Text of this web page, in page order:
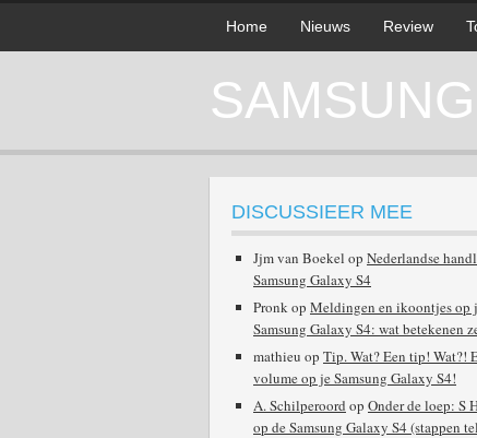
Home Nieuws Review
DISCUSSIEER MEE
Jjm van Boekel op Nederlandse
Samsung Galaxy S4
Pronkop Meldingen en ikoontjes op
Samsung Galaxy S4: wat betekenen
mathieu op Tip. Wat? Een tip! Wat?!
volume op je Samsung Galaxy S4!
A. Schilperoord op Onder de loep: S
op de Samsung Galaxy S4 (stappen